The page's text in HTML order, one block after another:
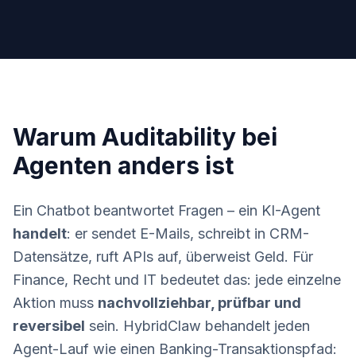
Warum Auditability bei
Agenten anders ist
Ein Chatbot beantwortet Fragen – ein KI-Agent
handelt: er sendet E-Mails, schreibt in CRM-
Datensätze, ruft APIs auf, überweist Geld. Für
Finance, Recht und IT bedeutet das: jede einzelne
Aktion muss nachvollziehbar, prüfbar und
reversibel sein. HybridClaw behandelt jeden
Agent-Lauf wie einen Banking-Transaktionspfad: